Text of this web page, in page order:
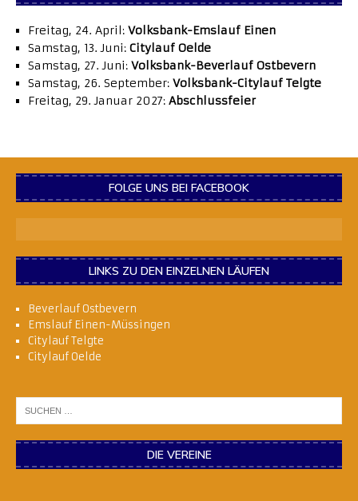
Freitag, 24. April: Volksbank-Emslauf Einen
Samstag, 13. Juni: Citylauf Oelde
Samstag, 27. Juni: Volksbank-Beverlauf Ostbevern
Samstag, 26. September: Volksbank-Citylauf Telgte
Freitag, 29. Januar 2027: Abschlussfeier
FOLGE UNS BEI FACEBOOK
LINKS ZU DEN EINZELNEN LÄUFEN
Beverlauf Ostbevern
Emslauf Einen-Müssingen
Citylauf Telgte
Citylauf Oelde
DIE VEREINE